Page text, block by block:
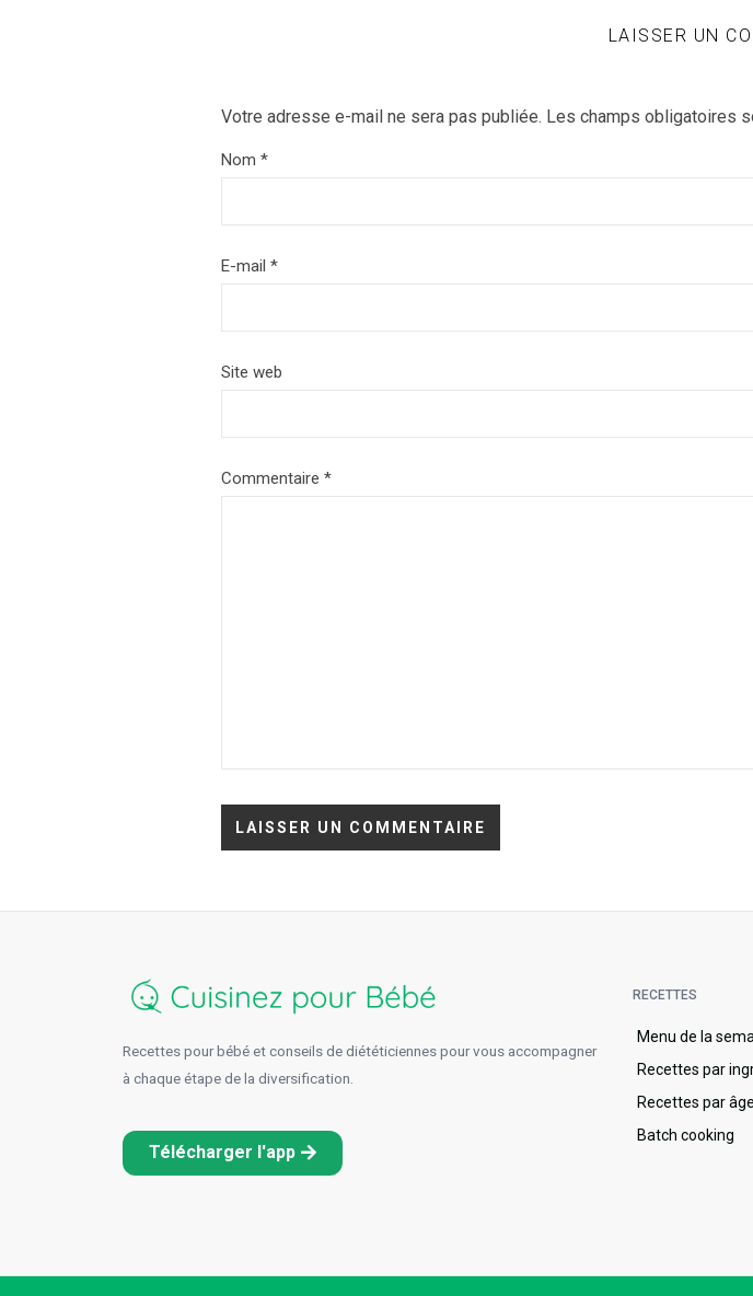
LAISSER UN
Votre adresse e-mail ne sera pas publiée. Les champs obligatoires
Nom *
E-mail *
Site web
Commentaire *
Recettes pour bébé et conseils de diététiciennes pour vous accompagner
à chaque étape de la diversification.
Télécharger l'app
RECETTES
Menu de la
Recettes par
Recettes par âge
Batch cooking